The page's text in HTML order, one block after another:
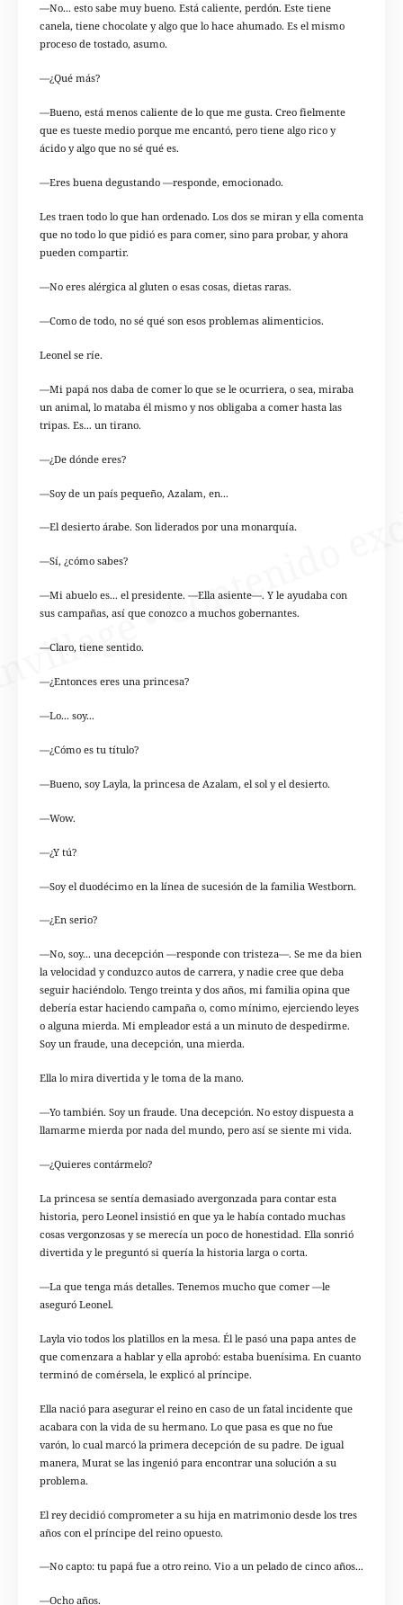
—No... esto sabe muy bueno. Está caliente, perdón. Este tiene
canela, tiene chocolate y algo que lo hace ahumado. Es el mismo
proceso de tostado, asumo.
—¿Qué más?
—Bueno, está menos caliente de lo que me gusta. Creo fielmente
que es tueste medio porque me encantó, pero tiene algo rico y
ácido y algo que no sé qué es.
—Eres buena degustando —responde, emocionado.
Les traen todo lo que han ordenado. Los dos se miran y ella comenta
que no todo lo que pidió es para comer, sino para probar, y ahora
pueden compartir.
—No eres alérgica al gluten o esas cosas, dietas raras.
—Como de todo, no sé qué son esos problemas alimenticios.
Leonel se ríe.
—Mi papá nos daba de comer lo que se le ocurriera, o sea, miraba
un animal, lo mataba él mismo y nos obligaba a comer hasta las
tripas. Es... un tirano.
—¿De dónde eres?
—Soy de un país pequeño, Azalam, en...
—El desierto árabe. Son liderados por una monarquía.
—Sí, ¿cómo sabes?
—Mi abuelo es... el presidente. —Ella asiente—. Y le ayudaba con
sus campañas, así que conozco a muchos gobernantes.
—Claro, tiene sentido.
—¿Entonces eres una princesa?
—Lo... soy...
—¿Cómo es tu título?
—Bueno, soy Layla, la princesa de Azalam, el sol y el desierto.
—Wow.
—¿Y tú?
—Soy el duodécimo en la línea de sucesión de la familia Westborn.
—¿En serio?
—No, soy... una decepción —responde con tristeza—. Se me da bien
la velocidad y conduzco autos de carrera, y nadie cree que deba
seguir haciéndolo. Tengo treinta y dos años, mi familia opina que
debería estar haciendo campaña o, como mínimo, ejerciendo leyes
o alguna mierda. Mi empleador está a un minuto de despedirme.
Soy un fraude, una decepción, una mierda.
Ella lo mira divertida y le toma de la mano.
—Yo también. Soy un fraude. Una decepción. No estoy dispuesta a
llamarme mierda por nada del mundo, pero así se siente mi vida.
—¿Quieres contármelo?
La princesa se sentía demasiado avergonzada para contar esta
historia, pero Leonel insistió en que ya le había contado muchas
cosas vergonzosas y se merecía un poco de honestidad. Ella sonrió
divertida y le preguntó si quería la historia larga o corta.
—La que tenga más detalles. Tenemos mucho que comer —le
aseguró Leonel.
Layla vio todos los platillos en la mesa. Él le pasó una papa antes de
que comenzara a hablar y ella aprobó: estaba buenísima. En cuanto
terminó de comérsela, le explicó al príncipe.
Ella nació para asegurar el reino en caso de un fatal incidente que
acabara con la vida de su hermano. Lo que pasa es que no fue
varón, lo cual marcó la primera decepción de su padre. De igual
manera, Murat se las ingenió para encontrar una solución a su
problema.
El rey decidió comprometer a su hija en matrimonio desde los tres
años con el príncipe del reino opuesto.
—No capto: tu papá fue a otro reino. Vio a un pelado de cinco años...
—Ocho años.